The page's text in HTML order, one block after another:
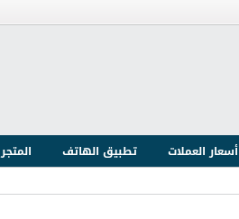
أسعار العملات تطبيق الهاتف
المتجر